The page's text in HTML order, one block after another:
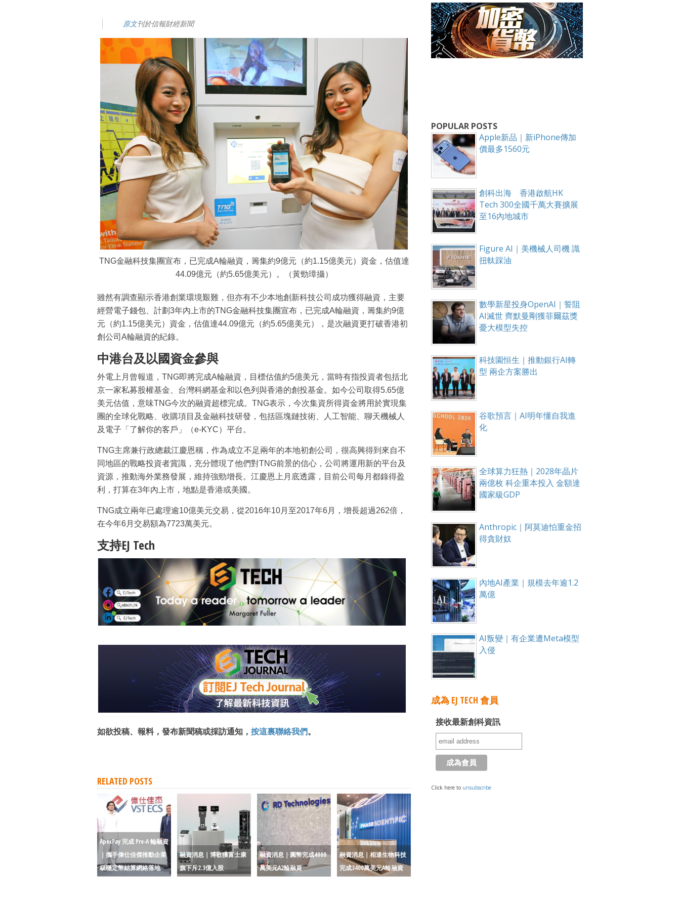
原文刊於信報財經新聞
TNG金融科技集團宣布，已完成A輪融資，籌集約9億元（約1.15億美元）資金，估值達
44.09億元（約5.65億美元）。（黃勁璋攝）
雖然有調查顯示香港創業環境艱難，但亦有不少本地創新科技公司成功獲得融資，主要
經營電子錢包、計劃3年內上市的TNG金融科技集團宣布，已完成A輪融資，籌集約9億
元（約1.15億美元）資金，估值達44.09億元（約5.65億美元），是次融資更打破香港初
創公司A輪融資的紀錄。
中港台及以國資金參與
外電上月曾報道，TNG即將完成A輪融資，目標估值約5億美元，當時有指投資者包括北
京一家私募股權基金、台灣科網基金和以色列與香港的創投基金。如今公司取得5.65億
美元估值，意味TNG今次的融資超標完成。TNG表示，今次集資所得資金將用於實現集
團的全球化戰略、收購項目及金融科技研發，包括區塊鏈技術、人工智能、聊天機械人
及電子「了解你的客戶」（e-KYC）平台。
TNG主席兼行政總裁江慶恩稱，作為成立不足兩年的本地初創公司，很高興得到來自不
同地區的戰略投資者賞識，充分體現了他們對TNG前景的信心，公司將運用新的平台及
資源，推動海外業務發展，維持強勁增長。江慶恩上月底透露，目前公司每月都錄得盈
利，打算在3年內上市，地點是香港或美國。
TNG成立兩年已處理逾10億美元交易，從2016年10月至2017年6月，增長超過262倍，
在今年6月交易額為7723萬美元。
支持EJ Tech
如欲投稿、報料，發布新聞稿或採訪通知， 按這裏聯絡我們。
RELATED POSTS
ApexPay 完成 Pre-A 輪融資
｜攜手偉仕佳傑推動企業
級穩定幣結算網絡落地
融資消息｜博歌獲富士康
旗下斥2.3億入股
融資消息｜圓幣完成4000
萬美元A2輪融資
融資消息｜相達生物科技
完成3400萬美元A輪融資
POPULAR POSTS
Apple新品｜新iPhone傳加
價最多1560元
創科出海 香港啟航HK
Tech 300全國千萬大賽擴展
至16內地城市
Figure AI｜美機械人司機 識
扭軚踩油
數學新星投身OpenAI｜誓阻
AI滅世 齊默曼剛獲菲爾茲獎
憂大模型失控
科技園恒生｜推動銀行AI轉
型 兩企方案勝出
谷歌預言｜AI明年懂自我進
化
全球算力狂熱｜2028年晶片
兩億枚 科企重本投入 金額達
國家級GDP
Anthropic｜阿莫迪怕重金招
得貪財奴
內地AI產業｜規模去年逾1.2
萬億
AI叛變｜有企業遭Meta模型
入侵
成為 EJ TECH 會員
接收最新創科資訊
Click here to unsubscribe
成為 EJ Tech 會員
最新資訊（附創業懶人包），直達郵箱！